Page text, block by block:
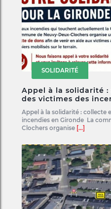
SOLIDARITÉ
Appel à la solidarité
des victimes des
Appel à la solidarité : collecte
incendies en Gironde La
Clochers organise [...]